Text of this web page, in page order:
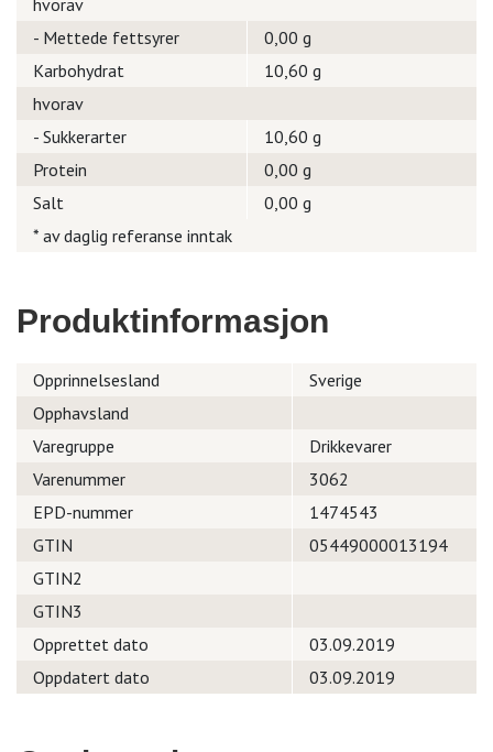
hvorav
- Mettede fettsyrer
0,00 g
Karbohydrat
10,60 g
hvorav
- Sukkerarter
10,60 g
Protein
0,00 g
Salt
0,00 g
* av daglig referanse inntak
Produktinformasjon
Opprinnelsesland
Sverige
Opphavsland
Varegruppe
Drikkevarer
Varenummer
3062
EPD-nummer
1474543
GTIN
05449000013194
GTIN2
GTIN3
Opprettet dato
03.09.2019
Oppdatert dato
03.09.2019